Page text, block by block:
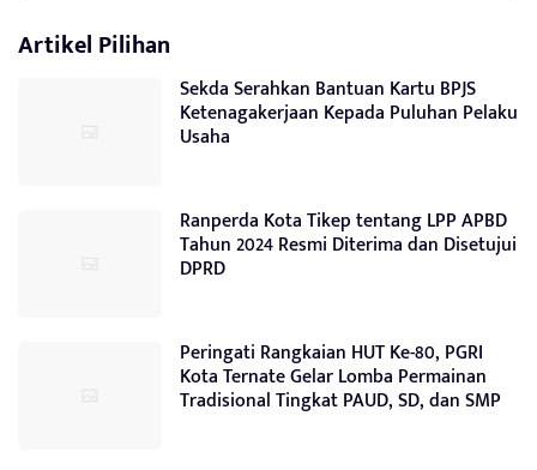
Artikel Pilihan
Sekda Serahkan Bantuan Kartu BPJS
Ketenagakerjaan Kepada Puluhan Pelaku
Usaha
Ranperda Kota Tikep tentang LPP APBD
Tahun 2024 Resmi Diterima dan Disetujui
DPRD
Peringati Rangkaian HUT Ke-80, PGRI
Kota Ternate Gelar Lomba Permainan
Tradisional Tingkat PAUD, SD, dan SMP